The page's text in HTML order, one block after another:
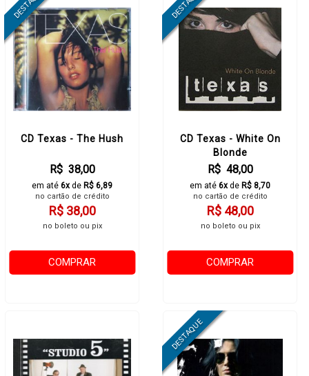
CD Texas - The Hush
R$ 38,00
em até 6xde R$ 6,89
no cartão de crédito
R$ 38,00
no boleto ou pix
COMPRAR
CD Texas - White On
Blonde
R$ 48,00
em até 6xde R$ 8,70
no cartão de crédito
R$ 48,00
no boleto ou pix
COMPRAR